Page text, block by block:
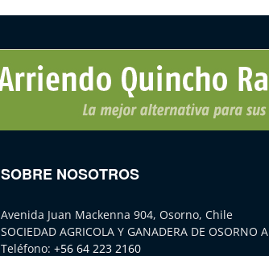
SOBRE NOSOTROS
Avenida Juan Mackenna 904, Osorno, Chile
SOCIEDAD AGRICOLA Y GANADERA DE OSORNO
Teléfono: +56 64 223 2160